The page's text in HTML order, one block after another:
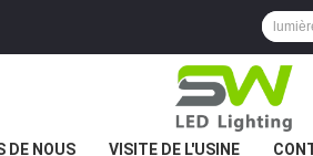
DE NOUS VISITE DE L'USINE